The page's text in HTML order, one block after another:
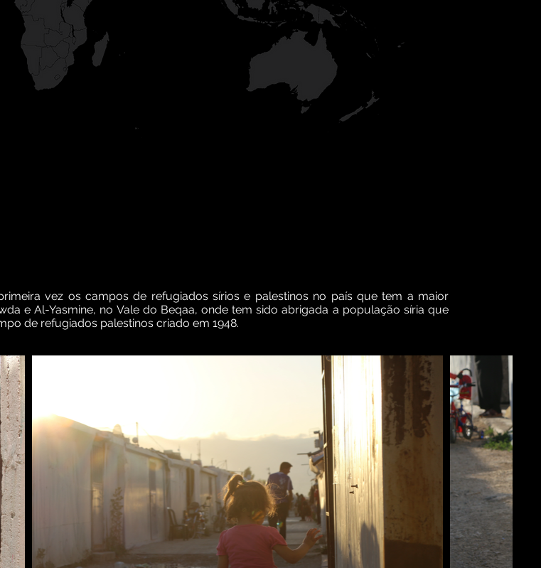
vez os campos de refugiados sírios e palestinos no país que tem a maior
e Al-Yasmine, no Vale do Beqaa, onde tem sido abrigada a população síria que
de refugiados palestinos criado em 1948.